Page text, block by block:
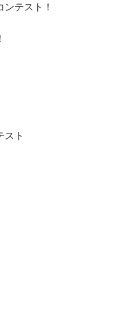
テスト！
スト